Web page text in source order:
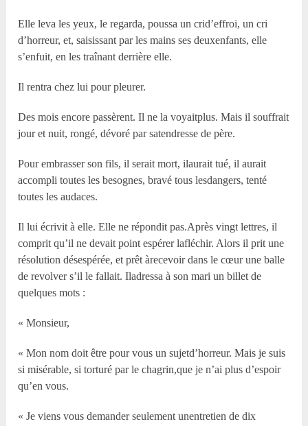
Elle leva les yeux, le regarda, poussa un crid’effroi, un cri
d’horreur, et, saisissant par les mains ses deuxenfants, elle
s’enfuit, en les traînant derrière elle.
Il rentra chez lui pour pleurer.
Des mois encore passèrent. Il ne la voyaitplus. Mais il souffrait
jour et nuit, rongé, dévoré par satendresse de père.
Pour embrasser son fils, il serait mort, ilaurait tué, il aurait
accompli toutes les besognes, bravé tous lesdangers, tenté
toutes les audaces.
Il lui écrivit à elle. Elle ne répondit pas.Après vingt lettres, il
comprit qu’il ne devait point espérer lafléchir. Alors il prit une
résolution désespérée, et prêt àrecevoir dans le cœur une balle
de revolver s’il le fallait. Iladressa à son mari un billet de
quelques mots :
« Monsieur,
« Mon nom doit être pour vous un sujetd’horreur. Mais je suis
si misérable, si torturé par le chagrin,que je n’ai plus d’espoir
qu’en vous.
« Je viens vous demander seulement unentretien de dix